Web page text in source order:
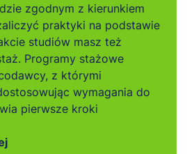
zgodnym z kierunkiem
praktyki na podstawie
studiów masz też
Programy stażowe
z którymi
wymagania do
pierwsze kroki